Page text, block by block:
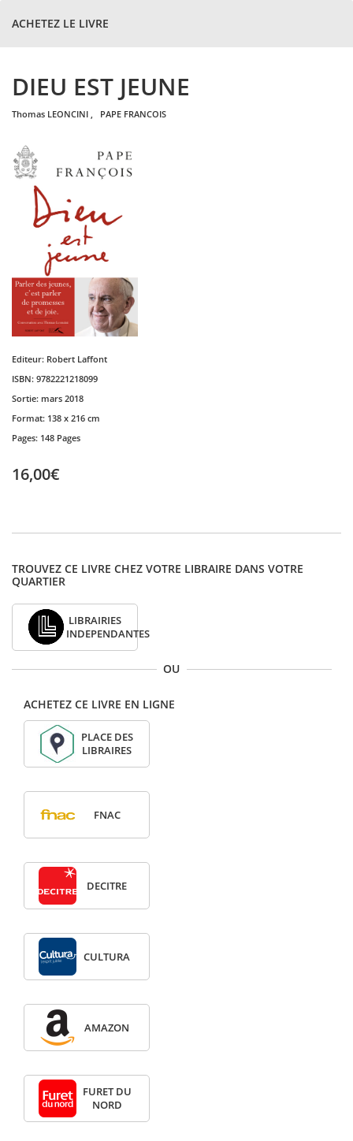
ACHETEZ LE LIVRE
DIEU EST JEUNE
thomas LEONCINI , PAPE FRANCOIS
Editeur: Robert Laffont
ISBN: 9782221218099
Sortie: mars 2018
Format: 138 x 216 cm
Pages: 148 Pages
16,00€
TROUVEZ CE LIVRE CHEZ VOTRE LIBRAIRE DANS VOTRE
QUARTIER
LIBRAIRIES
INDEPENDANTES
OU
ACHETEZ CE LIVRE EN LIGNE
PLACE DES
LIBRAIRES
FNAC
DECITRE
CULTURA
AMAZON
FURET DU
NORD